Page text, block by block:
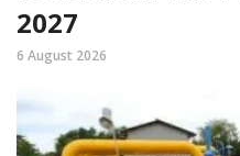
2027
6 August 2026